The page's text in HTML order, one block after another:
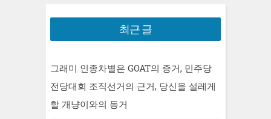
최근 글
그래미 인종차별은 GOAT의 증거, 민주당
전당대회 조직선거의 근거, 당신을 설레게
할 개냥이와의 동거